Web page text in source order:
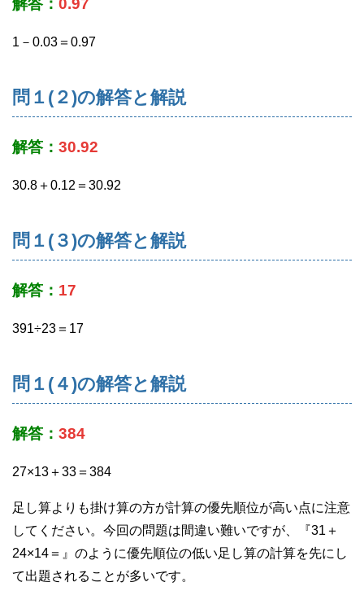
解答： 0.97
1－0.03＝0.97
問１(２)の解答と解説
解答： 30.92
30.8＋0.12＝30.92
問１(３)の解答と解説
解答： 17
391÷23＝17
問１(４)の解答と解説
解答： 384
27×13＋33＝384
足し算よりも掛け算の方が計算の優先順位が高い点に注意
してください。今回の問題は間違い難いですが、『31＋
24×14＝』のように優先順位の低い足し算の計算を先にし
て出題されることが多いです。